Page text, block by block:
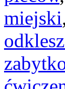
miejski